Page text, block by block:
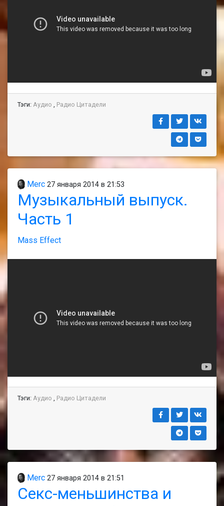
Тэги: Аудио Радио Цитадели
Merc 27 января 2014 в 21:53
Музыкальный выпуск.
Часть 1
Mass Effect
Тэги: Аудио Радио Цитадели
Merc 27 января 2014 в 21:51
Секс-меньшинства и